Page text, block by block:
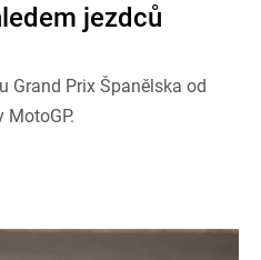
jezdců
Grand Prix Španělska od
MotoGP.